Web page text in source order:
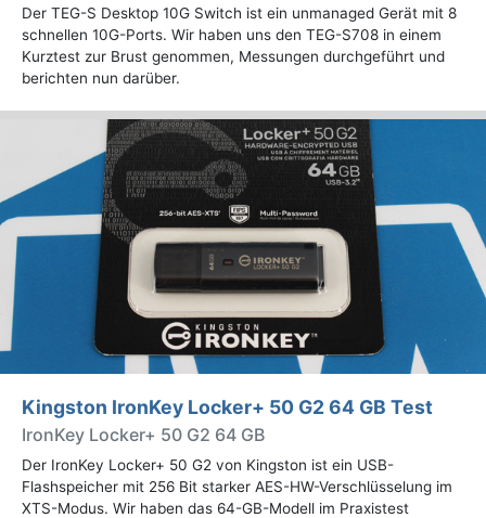
Der TEG-S Desktop 10G Switch ist ein unmanaged Gerät mit 8
schnellen 10G-Ports. Wir haben uns den TEG-S708 in einem
Kurztest zur Brust genommen, Messungen durchgeführt und
berichten nun darüber.
Kingston IronKey Locker+ 50 G2 64 GB Test
IronKey Locker+ 50 G2 64 GB
Der IronKey Locker+ 50 G2 von Kingston ist ein USB-
Flashspeicher mit 256 Bit starker AES-HW-Verschlüsselung im
XTS-Modus. Wir haben das 64-GB-Modell im Praxistest